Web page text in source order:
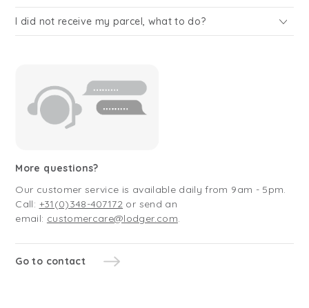
I did not receive my parcel, what to do?
More questions?
Our customer service is available daily from 9am - 5pm.
Call: +31(0)348-407172 or send an
email: customercare@lodger.com.
Go to contact